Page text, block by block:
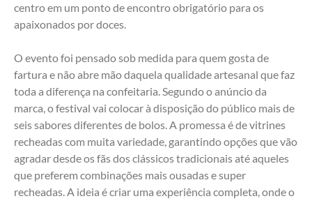
centro em um ponto de encontro obrigatório para os
apaixonados por doces.
O evento foi pensado sob medida para quem gosta de
fartura e não abre mão daquela qualidade artesanal que faz
toda a diferença na confeitaria. Segundo o anúncio da
marca, o festival vai colocar à disposição do público mais de
seis sabores diferentes de bolos. A promessa é de vitrines
recheadas com muita variedade, garantindo opções que vão
agradar desde os fãs dos clássicos tradicionais até aqueles
que preferem combinações mais ousadas e super
recheadas. A ideia é criar uma experiência completa, onde o